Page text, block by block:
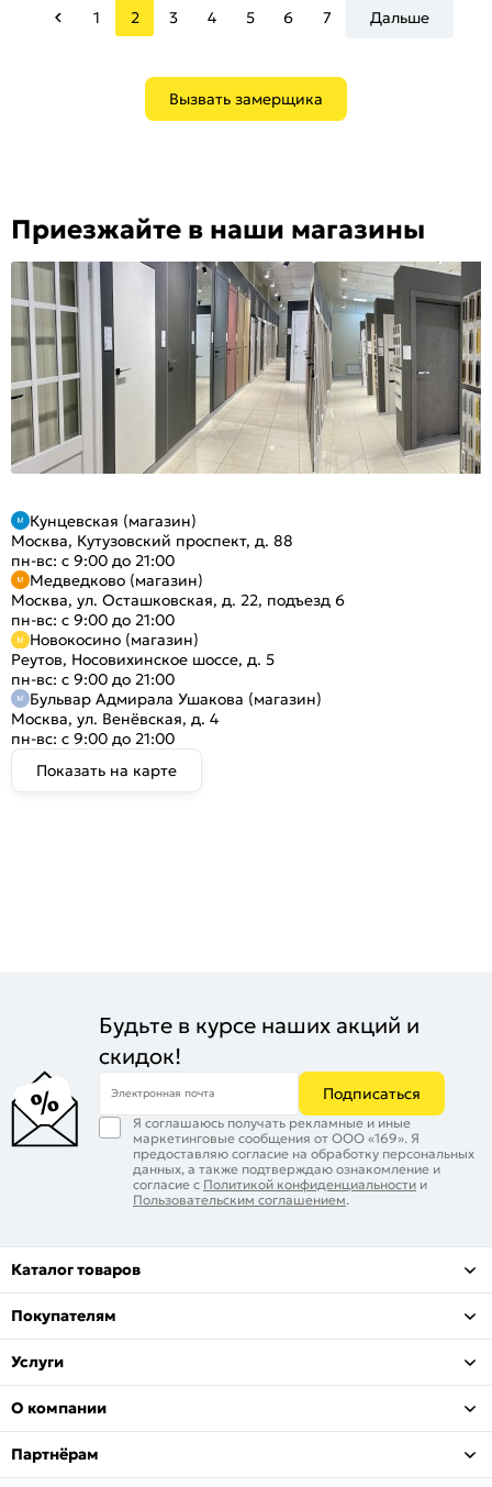
1 2 3 4 5 6 7 Дальше
Вызвать замерщика
Приезжайте в наши магазины
Кунцевская (магазин)
Москва, Кутузовский проспект, д. 88
пн-вс: с 9:00 до 21:00
Медведково (магазин)
Москва, ул. Осташковская, д. 22, подъезд 6
пн-вс: с 9:00 до 21:00
Новокосино (магазин)
Реутов, Носовихинское шоссе, д. 5
пн-вс: с 9:00 до 21:00
Бульвар Адмирала Ушакова (магазин)
Москва, ул. Венёвская, д. 4
пн-вс: с 9:00 до 21:00
Показать на карте
Будьте в курсе наших акций и
скидок!
Электронная почта Подписаться
Я соглашаюсь получать рекламные и иные
маркетинговые сообщения от ООО «169». Я
предоставляю согласие на обработку персональных
данных, а также подтверждаю ознакомление и
согласие с Политикой конфиденциальности и
Пользовательским соглашением.
Каталог товаров
Покупателям
Услуги
О компании
Партнёрам